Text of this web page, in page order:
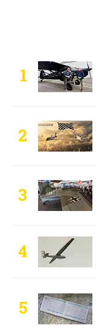
1
2
3
4
5